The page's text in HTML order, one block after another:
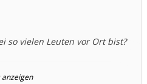
so vielen Leuten vor Ort bist?
langsam...
anzeigen